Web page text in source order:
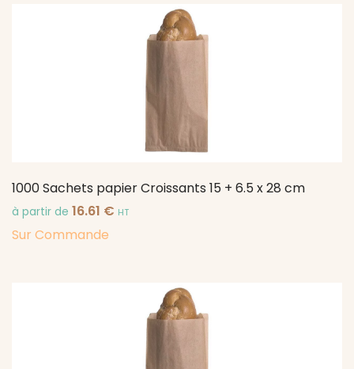
1000 Sachets papier Croissants 15 + 6.5 x 28 cm
à partir de 16.61 € HT
Sur Commande